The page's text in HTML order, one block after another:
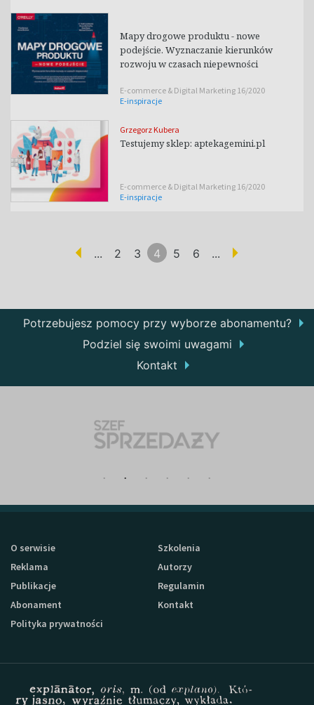
Mapy drogowe produktu - nowe
podejście. Wyznaczanie kierunków
rozwoju w czasach niepewności
E-commerce & Digital Marketing 16/2020
E-inspiracje
Grzegorz Kubera
Testujemy sklep: aptekagemini.pl
E-commerce & Digital Marketing 16/2020
E-inspiracje
... 2 3 4 (aktualna)
5 6 ...
Potrzebujesz pomocy przy wyborze abonamentu?
Podziel się swoimi uwagami
Kontakt
O serwisie
Szkolenia
Reklama
Autorzy
Publikacje
Regulamin
Abonament
Kontakt
Polityka prywatności